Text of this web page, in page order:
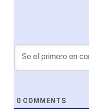
0 COMMENTS